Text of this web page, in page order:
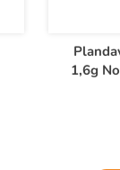
1,6g